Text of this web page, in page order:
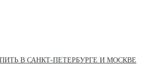
В САНКТ-ПЕТЕРБУРГЕ И МОСКВЕ